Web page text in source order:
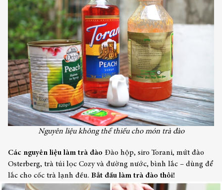
Nguyên liệu không thể thiếu cho món trà đào
Các nguyên liệu làm trà đào Đào hộp, siro Torani, mứt đào
Osterberg, trà túi lọc Cozy và đường nước, bình lắc – dùng để
lắc cho cốc trà lạnh đều. Bắt đầu làm trà đào thôi!